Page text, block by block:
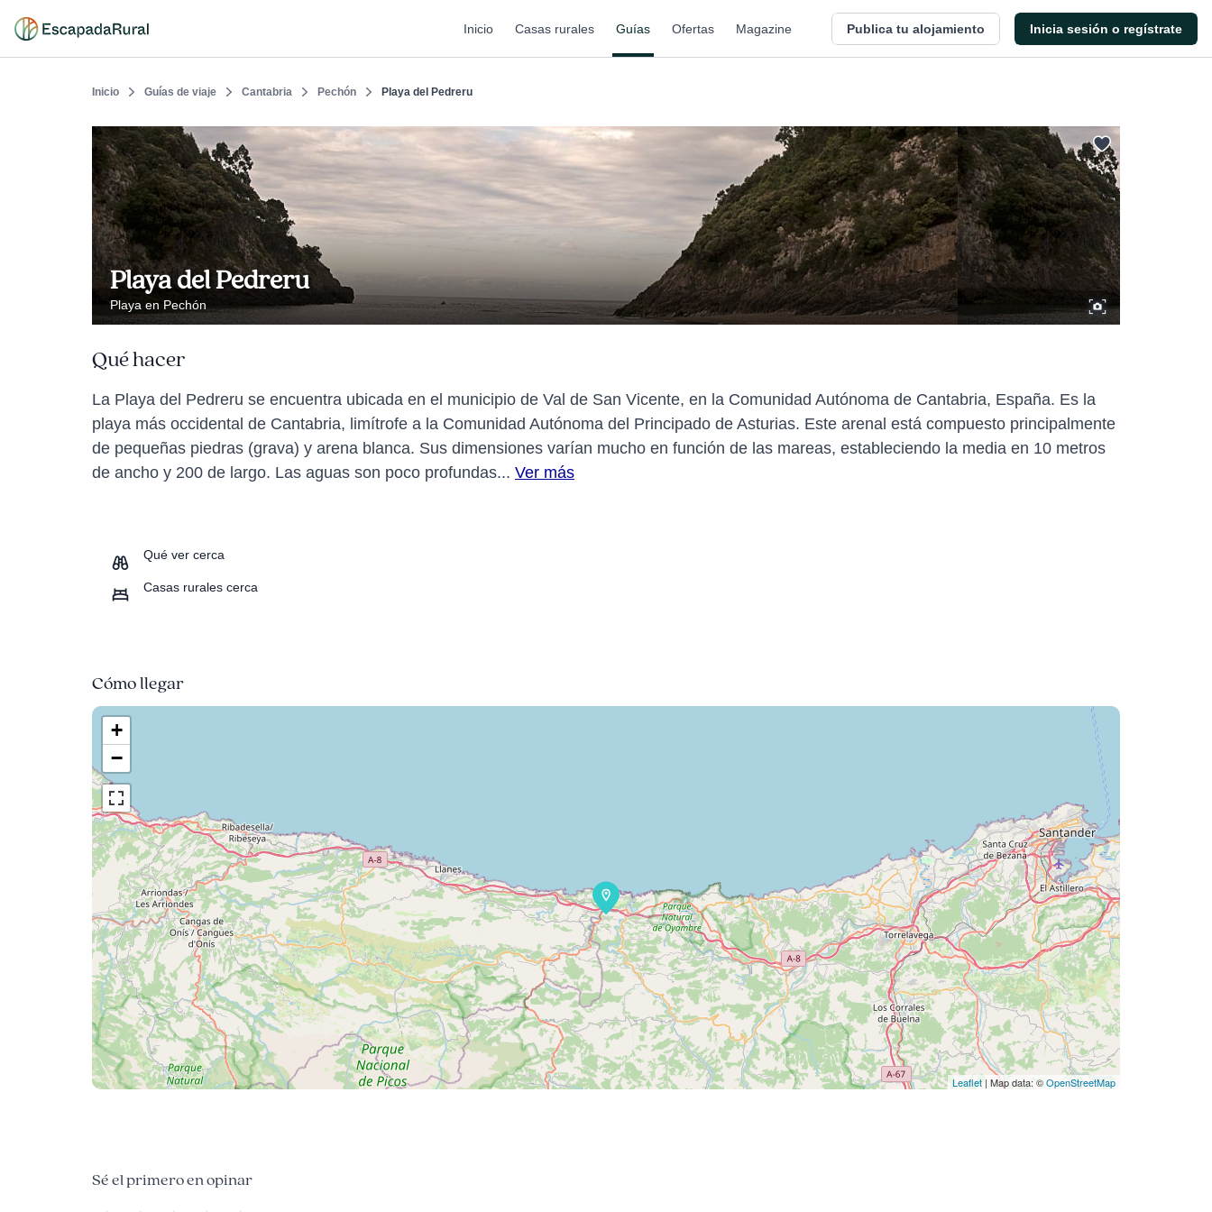
Inicio Casas rurales Guías Ofertas Magazine Publica tu alojamiento Inicia sesión o regístrate
Inicio Guías de viaje Cantabria Pechón Playa del Pedreru
Playa del Pedreru
Playa en Pechón
Qué hacer
La Playa del Pedreru se encuentra ubicada en el municipio de Val de San Vicente, en la Comunidad Autónoma de Cantabria, España. Es la
playa más occidental de Cantabria, limítrofe a la Comunidad Autónoma del Principado de Asturias. Este arenal está compuesto principalmente
de pequeñas piedras (grava) y arena blanca. Sus dimensiones varían mucho en función de las mareas, estableciendo la media en 10 metros
de ancho y 200 de largo. Las aguas son poco profundas... Ver más
Qué ver cerca
Casas rurales cerca
Cómo llegar
+
−
Leaflet | Map data: ©OpenStreetMap
Sé el primero en opinar